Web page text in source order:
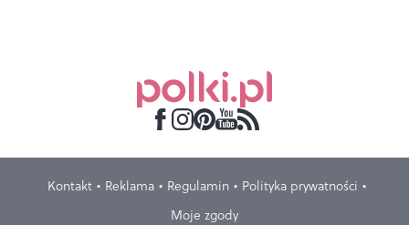
Kontakt Reklama Regulamin
Polityka prywatności
Moje zgody